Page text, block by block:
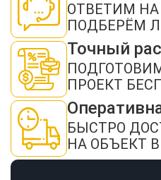
ОТВЕТИМ
ПОДБЕРЁМ
Точный
ПРОЕКТ
БЫСТРО
НА ОБЪЕКТ
Нажимая кнопку "Отправить", я даю
персональных данных в
персональных данных", на условиях
конфиденциальности